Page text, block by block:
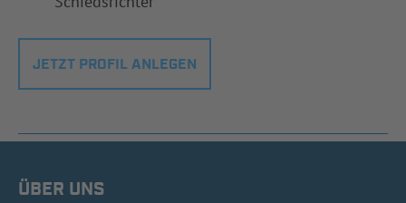
JETZT PROFIL ANLEGEN
ÜBER UNS